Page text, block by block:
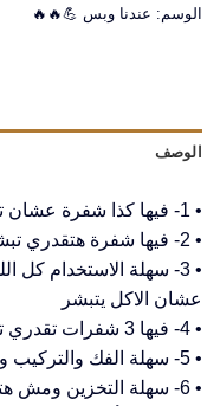
الوسم: عندنا وبس 💪🔥🔥
الوصف
• 1- فيها كذا شفرة عشان تقدري تبشري كل حاجة نفسك فيها
• 2- فيها شفرة هتقدري تبشري بينها الجبنة
• 3- سهلة الاستخدام كل
عشان الاكل يتبشر
• 4- فيها 3 شفرات تقدري تبدلي بينهم بسهولة
• 5- سهلة الفك والتركيب والتنظيف
• 6- سهلة التخزين ومش هتاخد مكان في المطبخ